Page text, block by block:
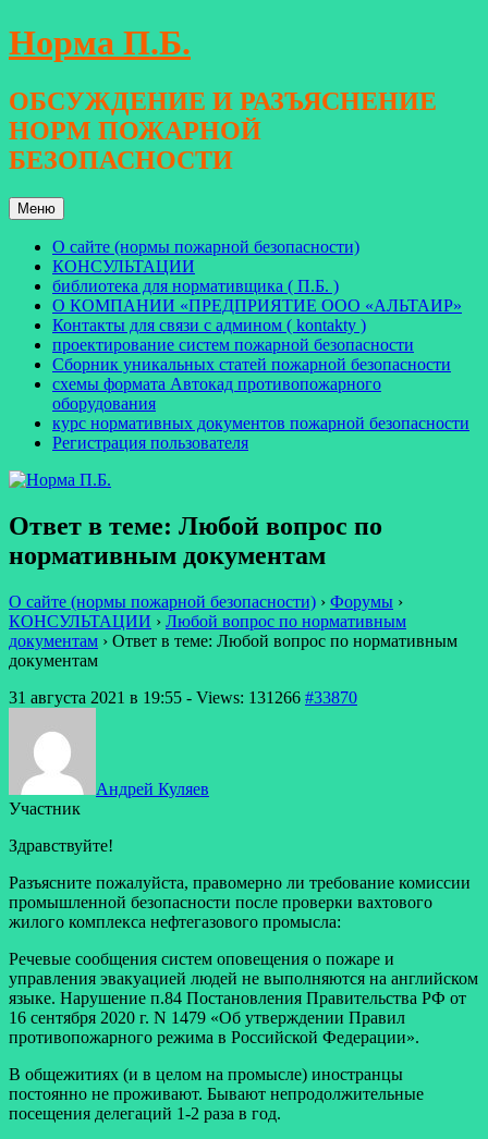
Перейти
к
Норма П.Б.
ОБСУЖДЕНИЕ И РАЗЪЯСНЕНИЕ
НОРМ ПОЖАРНОЙ
БЕЗОПАСНОСТИ
Меню
О сайте (нормы пожарной безопасности)
КОНСУЛЬТАЦИИ
библиотека для нормативщика ( П.Б. )
О КОМПАНИИ «ПРЕДПРИЯТИЕ ООО «АЛЬТАИР»
Контакты для связи с админом ( kontakty )
проектирование систем пожарной безопасности
Сборник уникальных статей пожарной безопасности
схемы формата Автокад противопожарного
оборудования
курс нормативных документов пожарной безопасности
Регистрация пользователя
Ответ в теме: Любой вопрос по
нормативным документам
О сайте (нормы пожарной безопасности) › Форумы ›
КОНСУЛЬТАЦИИ › Любой вопрос по нормативным
документам › Ответ в теме: Любой вопрос по нормативным
документам
31 августа 2021 в 19:55 - Views: 131266 #33870
Андрей Куляев
Участник
Здравствуйте!
Разъясните пожалуйста, правомерно ли требование комиссии
промышленной безопасности после проверки вахтового
жилого комплекса нефтегазового промысла:
Речевые сообщения систем оповещения о пожаре и
управления эвакуацией людей не выполняются на английском
языке. Нарушение п.84 Постановления Правительства РФ от
16 сентября 2020 г. N 1479 «Об утверждении Правил
противопожарного режима в Российской Федерации».
В общежитиях (и в целом на промысле) иностранцы
постоянно не проживают. Бывают непродолжительные
посещения делегаций 1-2 раза в год.